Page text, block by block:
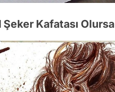
Şeker Kafatası Olursa